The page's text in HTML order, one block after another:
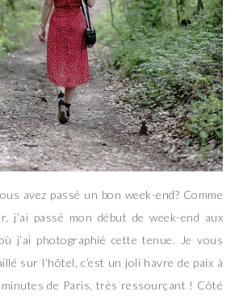
avez passé un bon week-end? Comme
j’ai passé mon début de week-end aux
j’ai photographié cette tenue. Je vous
sur l’hôtel, c’est un joli havre de paix à
minutes de Paris, très ressourçant ! Côté